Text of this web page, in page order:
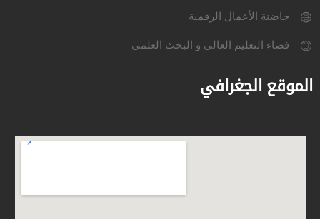
حاضنة الأعمال الرقمية
فضاء التعليم العالي و البحث العلمي
الموقع الجغرافي